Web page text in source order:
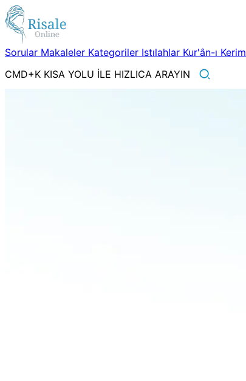
Sorular Makaleler Kategoriler Istılahlar Kur'ân-ı Kerim
CMD+K KISA YOLU İLE HIZLICA ARAYIN